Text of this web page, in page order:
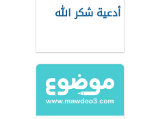
أدعية شكر الله